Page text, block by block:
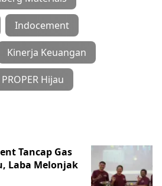
Indocement
Kinerja Keuangan
PROPER Hijau
Tancap Gas
Laba Melonjak